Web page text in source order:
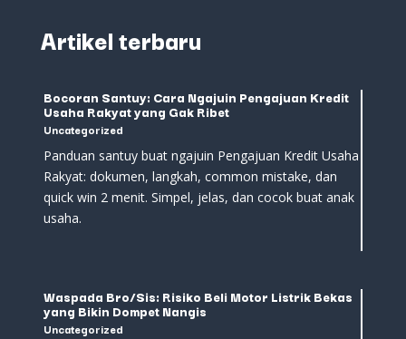
Artikel terbaru
Bocoran Santuy: Cara Ngajuin Pengajuan Kredit
Usaha Rakyat yang Gak Ribet
Uncategorized
Panduan santuy buat ngajuin Pengajuan Kredit Usaha
Rakyat: dokumen, langkah, common mistake, dan
quick win 2 menit. Simpel, jelas, dan cocok buat anak
usaha.
Waspada Bro/Sis: Risiko Beli Motor Listrik Bekas
yang Bikin Dompet Nangis
Uncategorized